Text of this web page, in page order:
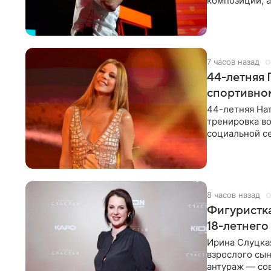
7 часов назад
44-летняя
44-летняя
тренировка
социальной
8 часов назад
18-
Ирина
взрослого
антураж —